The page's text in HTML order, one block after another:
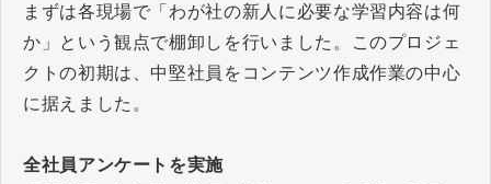
まずは各現場で「わが社の新人に必要な学習内容は何
か」という観点で棚卸しを行いました。このプロジェ
クトの初期は、中堅社員をコンテンツ作成作業の中心
に据えました。
全社員アンケートを実施